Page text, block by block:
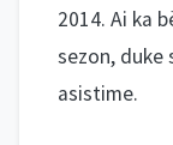
2014. Ai ka
sezon, duke
asistime.